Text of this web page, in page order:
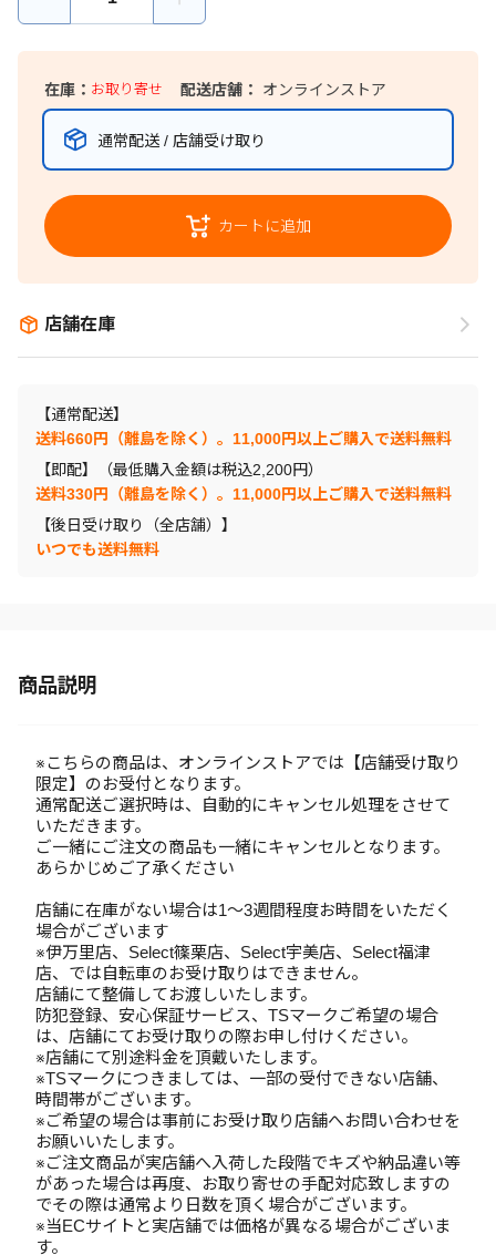
在庫： お取り寄せ 配送店舗： オンラインストア
通常配送 / 店舗受け取り
カートに追加
店舗在庫
【通常配送】
送料660円（離島を除く）。11,000円以上ご購入で送料無料
【即配】（最低購入金額は税込2,200円）
送料330円（離島を除く）。11,000円以上ご購入で送料無料
【後日受け取り（全店舗）】
いつでも送料無料
商品説明
※こちらの商品は、オンラインストアでは【店舗受け取り
限定】のお受付となります。
通常配送ご選択時は、自動的にキャンセル処理をさせて
いただきます。
ご一緒にご注文の商品も一緒にキャンセルとなります。
あらかじめご了承ください
店舗に在庫がない場合は1～3週間程度お時間をいただく
場合がございます
※伊万里店、Select篠栗店、Select宇美店、Select福津
店、では自転車のお受け取りはできません。
店舗にて整備してお渡しいたします。
防犯登録、安心保証サービス、TSマークご希望の場合
は、店舗にてお受け取りの際お申し付けください。
※店舗にて別途料金を頂戴いたします。
※TSマークにつきましては、一部の受付できない店舗、
時間帯がございます。
※ご希望の場合は事前にお受け取り店舗へお問い合わせを
お願いいたします。
※ご注文商品が実店舗へ入荷した段階でキズや納品違い等
があった場合は再度、お取り寄せの手配対応致しますの
でその際は通常より日数を頂く場合がございます。
※当ECサイトと実店舗では価格が異なる場合がございま
す。